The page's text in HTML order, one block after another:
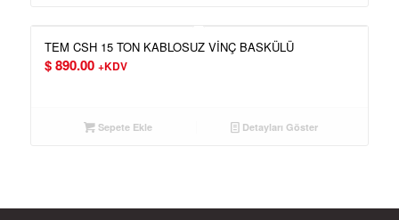
TEM CSH 15 TON KABLOSUZ VİNÇ BASKÜLÜ
$890.00 +KDV
Sepete Ekle Detayları Göster